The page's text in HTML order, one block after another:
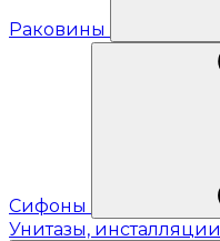
Раковины
Сифоны
Унитазы, инсталляции